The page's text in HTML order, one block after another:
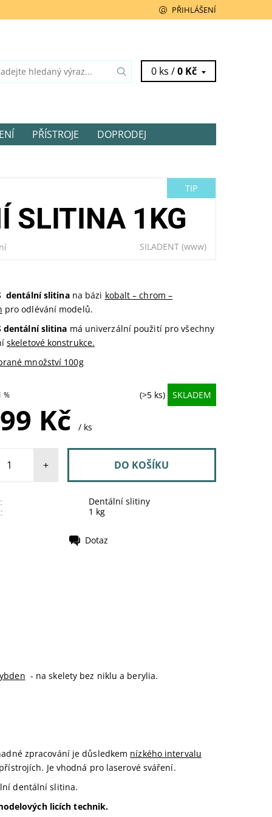
PŘIHLÁŠENÍ
0 ks /0 Kč
PŘÍSTROJE
DOPRODEJ
TIP
SLITINA 1KG
SILADENT (www)
dentální slitina na bázi kobalt – chrom –
pro odlévání modelů.
dentální slitina má univerzální použití pro všechny
skeletové konstrukce.
množství 100g
% (>5 ks) SKLADEM
Kč / ks
+
Dentální slitiny
1 kg
Dotaz
- na skelety bez niklu a berylia.
zpracování je důsledkem nízkého intervalu
Je vhodná pro laserové sváření.
dentální slitina.
licích technik.